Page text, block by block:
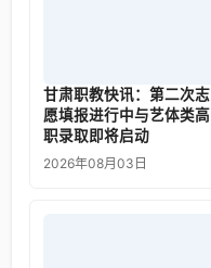
甘肃职教快讯：第二次志
愿填报进行中与艺体类高
职录取即将启动
2026年08月03日